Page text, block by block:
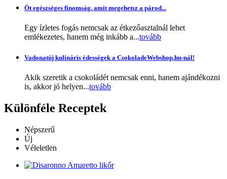
Öt egészséges finomság, amit megehetsz a párod...
Egy ízletes fogás nemcsak az étkezőasztalnál lehet
emlékezetes, hanem még inkább a...tovább
Vadonatúj kulináris édességek a CsokoladeWebshop.hu-nál!
Akik szeretik a csokoládét nemcsak enni, hanem ajándékozni
is, akkor jó helyen...tovább
Különféle Receptek
Népszerű
Új
Véleletlen